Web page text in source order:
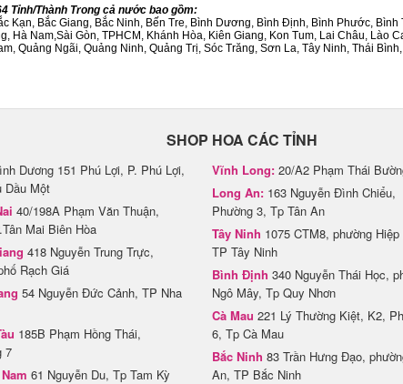
Tỉnh/Thành Trong cả nước bao gồm:
Kạn, Bắc Giang, Bắc Ninh, Bến Tre, Bình Dương, Bình Định, Bình Phước,
Hà Nam,Sài Gòn, TPHCM, Khánh Hòa, Kiên Giang, Kon Tum, Lai Châu, Lào
Quảng Ngãi, Quảng Ninh, Quảng Trị, Sóc Trăng, Sơn La, Tây Ninh, Thái
SHOP HOA CÁC TỈNH
Dương 151 Phú Lợi, P. Phú Lợi,
Dầu Một
40/198A Phạm Văn Thuận,
Mai Biên Hòa
418 Nguyễn Trung Trực,
Rạch Giá
54 Nguyễn Đức Cảnh, TP Nha
185B Phạm Hồng Thái,
7
61 Nguyễn Du, Tp Tam Kỳ
Vĩnh Long: 20/A2 Phạm Thái
Long An: 163 Nguyễn Đình Chiểu,
Phường 3, Tp Tân An
Tây Ninh 1075 CTM8, phường Hiệp
TP Tây Ninh
Bình Định 340 Nguyễn Thái Học,
Ngô Mây, Tp Quy Nhơn
Cà Mau 221 Lý Thường Kiệt, K2,
6, Tp Cà Mau
Bắc Ninh 83 Trần Hưng Đạo,
An, TP Bắc Ninh